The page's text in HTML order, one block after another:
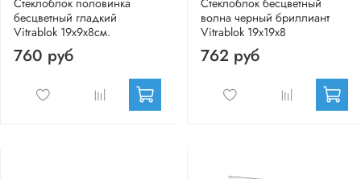
Стеклоблок половинка
бесцветный гладкий
Vitrablok 19х9х8см.
760 руб
Стеклоблок бесцветный
волна черный бриллиант
Vitrablok 19х19х8
762 руб